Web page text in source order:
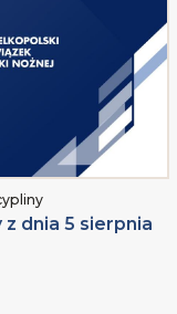
z dnia 5 sierpnia